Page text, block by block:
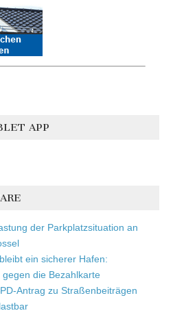
APP
der Parkplatzsituation an
ein sicherer Hafen:
die Bezahlkarte
Antrag zu Straßenbeiträgen